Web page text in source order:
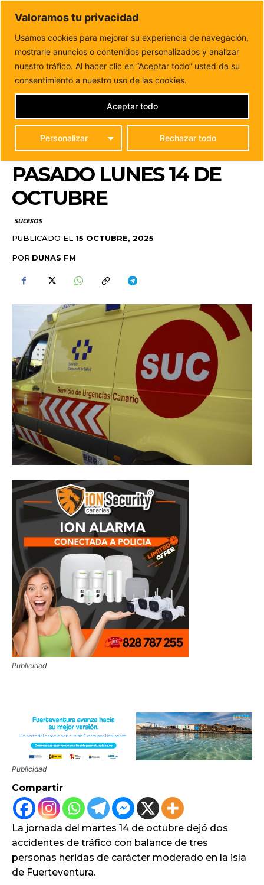
Valoramos tu privacidad
Usamos cookies para mejorar su experiencia de navegación,
mostrarle anuncios o contenidos personalizados y analizar
nuestro tráfico. Al hacer clic en “Aceptar todo” usted da su
consentimiento a nuestro uso de las cookies.
Personalizar Rechazar todo
Aceptar todo
DUNAS FM
Tu informacion de forma cercana
Inicio SUCESOS
Dos accidentes dejan tres heridos
moderados en Fuerteventura este pasado lunes 14...
DOS ACCIDENTES
DEJAN TRES HERIDOS
MODERADOS EN
FUERTEVENTURA ESTE
PASADO LUNES 14 DE
OCTUBRE
SUCESOS
PUBLICADO EL 15 OCTUBRE, 2025
POR DUNAS FM
Publicidad
Publicidad
Compartir
La jornada del martes 14 de octubre dejó dos
accidentes de tráfico con balance de tres
personas heridas de carácter moderado en la isla
de Fuerteventura.